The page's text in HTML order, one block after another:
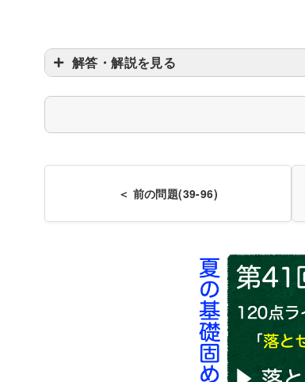
解答・解説を見る
交感神経活動が亢進
＜ 前の問題(39-96)